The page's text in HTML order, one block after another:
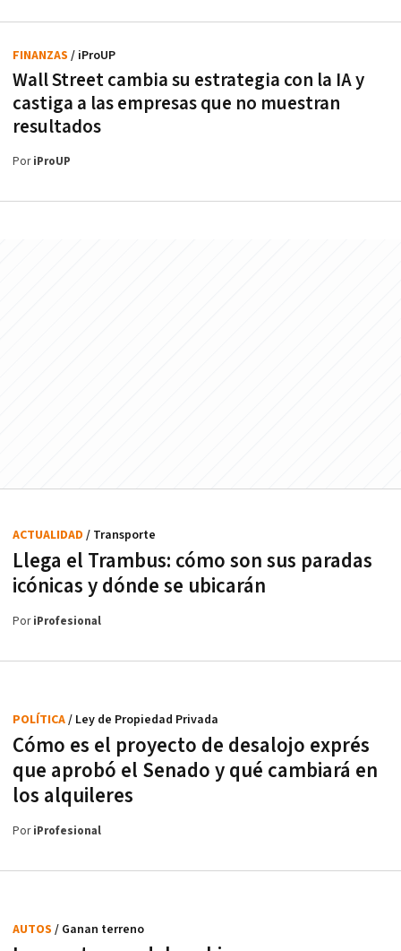
Wall Street cambia su estrategia con la IA y
castiga a las empresas que no muestran
resultados
FINANZAS / iProUP
PoriProUP
Llega el Trambus: cómo son sus paradas
icónicas y dónde se ubicarán
ACTUALIDAD / Transporte
PoriProfesional
Cómo es el proyecto de desalojo exprés
que aprobó el Senado y qué cambiará en
los alquileres
POLÍTICA/ Ley de Propiedad Privada
PoriProfesional
AUTOS / Ganan terreno